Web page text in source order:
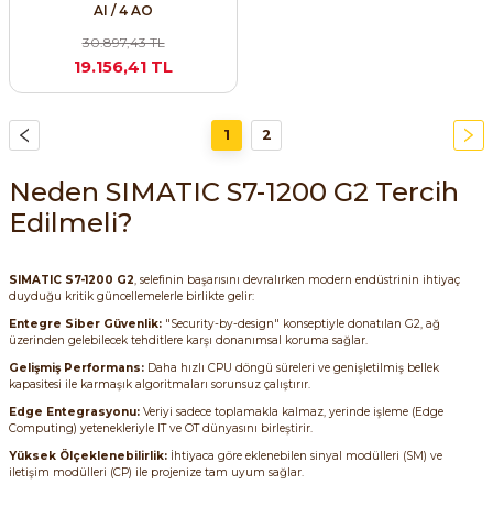
AI / 4 AO
30.897,43 TL
19.156,41 TL
1 2
Neden SIMATIC S7-1200 G2 Tercih
Edilmeli?
SIMATIC S7-1200 G2, selefinin başarısını devralırken modern endüstrinin ihtiyaç
duyduğu kritik güncellemelerle birlikte gelir:
Entegre Siber Güvenlik: "Security-by-design" konseptiyle donatılan G2, ağ
üzerinden gelebilecek tehditlere karşı donanımsal koruma sağlar.
Gelişmiş Performans: Daha hızlı CPU döngü süreleri ve genişletilmiş bellek
kapasitesi ile karmaşık algoritmaları sorunsuz çalıştırır.
Edge Entegrasyonu: Veriyi sadece toplamakla kalmaz, yerinde işleme (Edge
Computing) yetenekleriyle IT ve OT dünyasını birleştirir.
Yüksek Ölçeklenebilirlik: İhtiyaca göre eklenebilen sinyal modülleri (SM) ve
iletişim modülleri (CP) ile projenize tam uyum sağlar.